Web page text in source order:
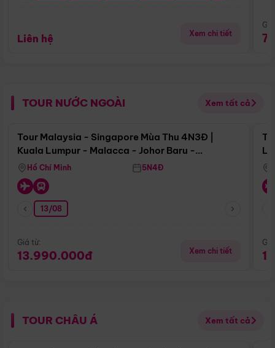
Liên hệ Xem chi tiết
TOUR NƯỚC NGOÀI Xem tất cả
Điểm nổi bật
Tour Malaysia - Singapore Mùa Thu 4N3Đ |
Kuala Lumpur - Malacca - Johor Baru -
Singapore
Hồ Chí Minh 5N4Đ
13/08
Giá từ:
13.990.000đ Xem chi tiết
TOUR CHÂU Á Xem tất cả
Điểm nổi bật